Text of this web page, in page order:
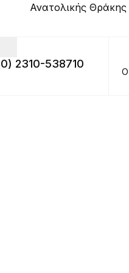
Ανατολικής
2310-538710
Ο